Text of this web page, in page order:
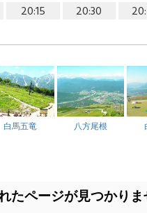
20:15 20:30
白馬五竜 八方尾根